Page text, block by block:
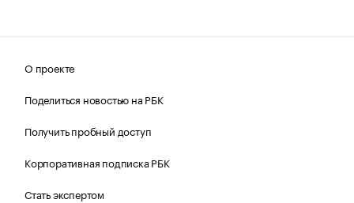
О проекте
Поделиться новостью на РБК
Получить пробный доступ
Корпоративная подписка РБК
Стать экспертом